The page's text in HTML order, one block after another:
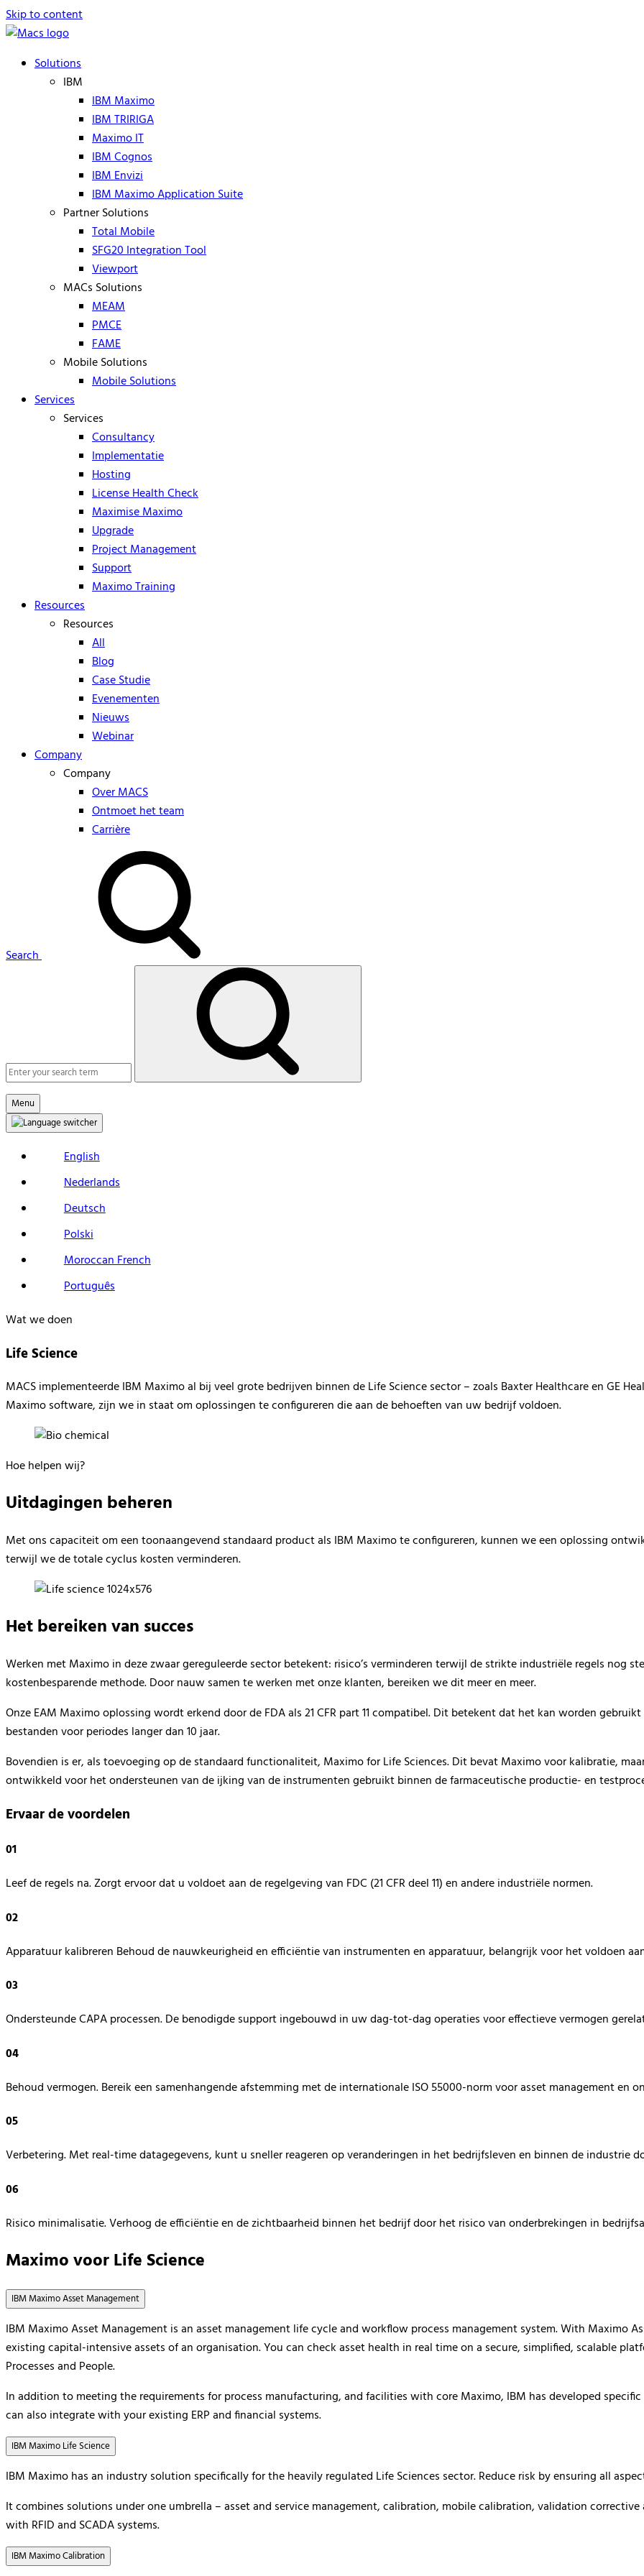
Skip to content
Solutions
IBM
IBM Maximo
IBM TRIRIGA
Maximo IT
IBM Cognos
IBM Envizi
IBM Maximo Application Suite
Partner Solutions
Total Mobile
SFG20 Integration Tool
Viewport
MACs Solutions
MEAM
PMCE
FAME
Mobile Solutions
Mobile Solutions
Services
Services
Consultancy
Implementatie
Hosting
License Health Check
Maximise Maximo
Upgrade
Project Management
Support
Maximo Training
Resources
Resources
All
Blog
Case Studie
Evenementen
Nieuws
Webinar
Company
Company
Over MACS
Ontmoet het team
Carrière
Search
Search
Menu
English
Nederlands
Deutsch
Polski
Moroccan French
Português
Wat we doen
Life Science
MACS implementeerde IBM Maximoal bij veel grote bedrijven binnen de Life Science sector– zoals Baxter HealthcareenGE
Maximosoftware, zijn we in staat om oplossingen te configurerendieaande behoeften van uwbedrijfvoldoen.
Hoe helpen wij?
Uitdagingen beheren
Met onscapaciteitom eentoonaangevend standaard productals IBM Maximote configureren, kunnen we een oplossing
terwijlwe detotalecyclus kosten verminderen.
Het bereiken van succes
Werken metMaximoindezezwaar gereguleerde sector betekent: risico’s verminderenterwijlde strikteindustriëleregels nog
kostenbesparendemethode.Doornauw samen te werken met onze klanten, bereiken we dit meer en meer.
Onze EAM Maximooplossingwordt erkend door de FDA als 21 CFRpart11 compatibel. Ditbetekent dat het kan worden
bestandenvoorperiodes langer dan 10 jaar.
Bovendien is er,als toevoegingop de standaard functionaliteit, MaximoforLife Sciences. Dit bevatMaximovoor kalibratie,
ontwikkeld voorhet ondersteunen vandeijking vandeinstrumentengebruiktbinnendefarmaceutischeproductie- en
Ervaar de voordelen
01
Leef de regels na. Zorgt ervoor dat u voldoet aan de regelgeving van FDC (21 CFR deel 11) en andere industriële normen.
02
Apparatuur kalibreren Behoud de nauwkeurigheid en efficiëntie van instrumenten en apparatuur, belangrijk voor het voldoen
03
Ondersteunde CAPA processen. De benodigde support ingebouwd in uw dag-tot-dag operaties voor effectieve vermogen
04
Behoud vermogen. Bereik een samenhangende afstemming met de internationale ISO 55000-norm voor asset management en
05
Verbetering. Met real-time datagegevens, kunt u sneller reageren op veranderingen in het bedrijfsleven en binnen de industrie
06
Risico minimalisatie. Verhoog de efficiëntie en de zichtbaarheid binnen het bedrijf door het risico van onderbrekingen in
Maximo voor Life Science
IBM Maximo Asset Management
IBM Maximo Asset Managementis an asset management life cycle and workflow process management system. With Maximo
existing capital-intensive assets of an organisation. You can check asset health in real time on a secure, simplified, scalable
Processes and People.
In addition to meeting the requirements for process manufacturing, and facilities with core Maximo, IBM has developed
can also integrate with your existing ERP and financial systems.
IBM Maximo Life Science
IBM Maximo has an industry solution specifically for the heavily regulated Life Sciences sector. Reduce risk by ensuring all
It combines solutions under one umbrella – asset and service management, calibration, mobile calibration, validation
with RFID and SCADA systems.
IBM Maximo Calibration